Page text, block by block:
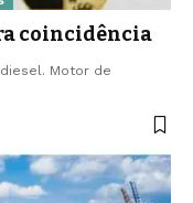
coincidência
Motor de